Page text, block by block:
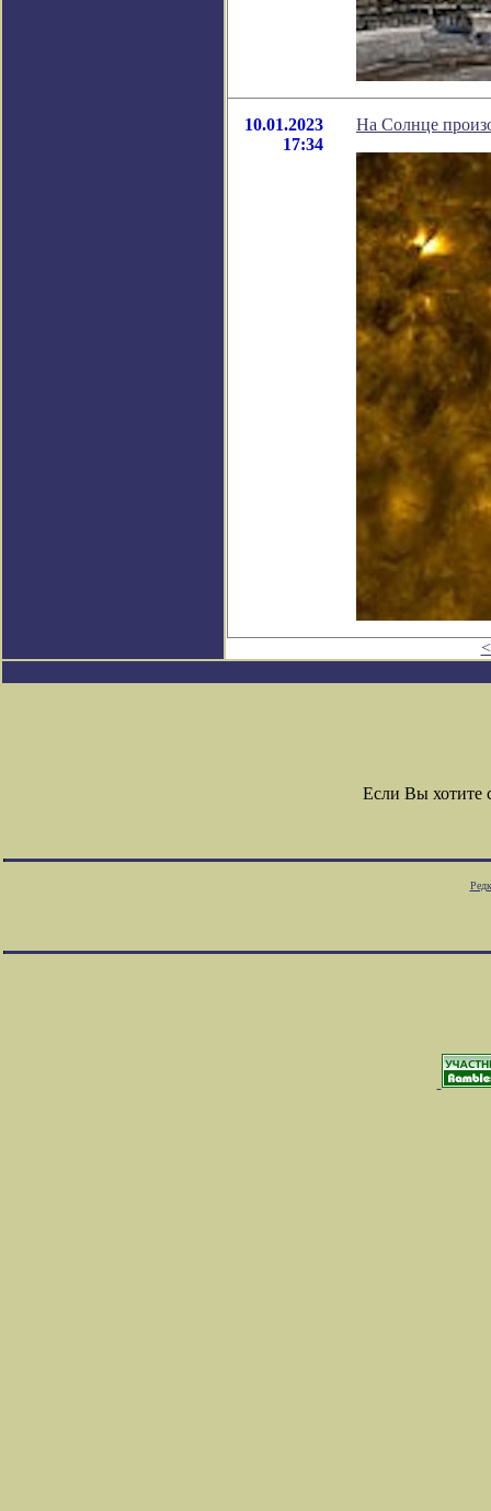
10.01.2023
17:34
На Солнце
Если Вы хотите